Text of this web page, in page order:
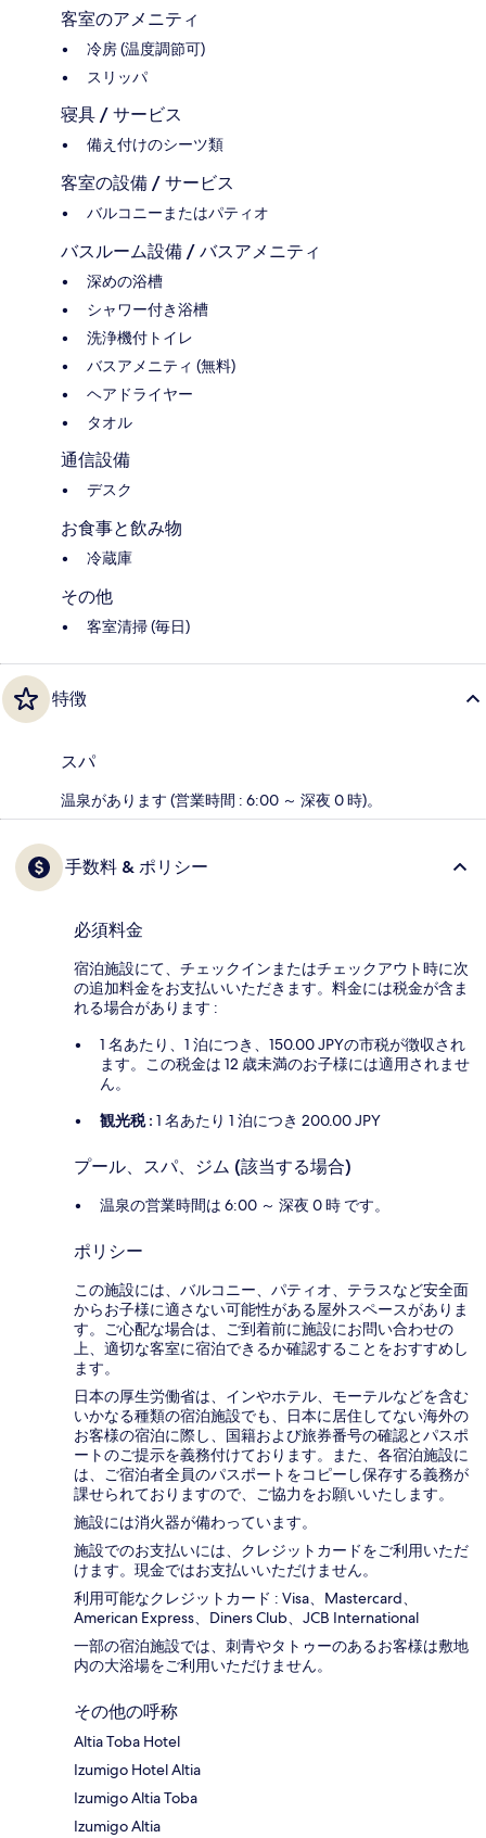
客室のアメニティ
冷房 (温度調節可)
スリッパ
寝具 / サービス
備え付けのシーツ類
客室の設備 / サービス
バルコニーまたはパティオ
バスルーム設備 / バスアメニティ
深めの浴槽
シャワー付き浴槽
洗浄機付トイレ
バスアメニティ (無料)
ヘアドライヤー
タオル
通信設備
デスク
お食事と飲み物
冷蔵庫
その他
客室清掃 (毎日)
特徴
スパ
温泉があります (営業時間 : 6:00 ～ 深夜 0 時)。
手数料 & ポリシー
必須料金
宿泊施設にて、チェックインまたはチェックアウト時に次
の追加料金をお支払いいただきます。料金には税金が含ま
れる場合があります :
1 名あたり、1 泊につき、150.00 JPYの市税が徴収され
ます。この税金は 12 歳未満のお子様には適用されませ
ん。
観光税 : 1 名あたり 1 泊につき 200.00 JPY
プール、スパ、ジム (該当する場合)
温泉の営業時間は 6:00 ～ 深夜 0 時 です。
ポリシー
この施設には、バルコニー、パティオ、テラスなど安全面
からお子様に適さない可能性がある屋外スペースがありま
す。ご心配な場合は、ご到着前に施設にお問い合わせの
上、適切な客室に宿泊できるか確認することをおすすめし
ます。
日本の厚生労働省は、インやホテル、モーテルなどを含む
いかなる種類の宿泊施設でも、日本に​居住してない海外の
お客様の宿泊に際し、国籍および旅券番号の確認とパスポ
ートのご提示を義務付け​ております。また、各宿泊施設に
は、ご宿泊者全員のパスポートをコピーし保存する義務が
課せられておりますの​で、ご協力をお願いいたします。
施設には消火器が備わっています。
施設でのお支払いには、クレジットカードをご利用いただ
けます。現金ではお支払いいただけません。
利用可能なクレジットカード : Visa、Mastercard、
American Express、Diners Club、JCB International
一部の宿泊施設では、刺青やタトゥーのあるお客様は敷地
内の大浴場をご利用いただけません。
その他の呼称
Altia Toba Hotel
Izumigo Hotel Altia
Izumigo Altia Toba
Izumigo Altia